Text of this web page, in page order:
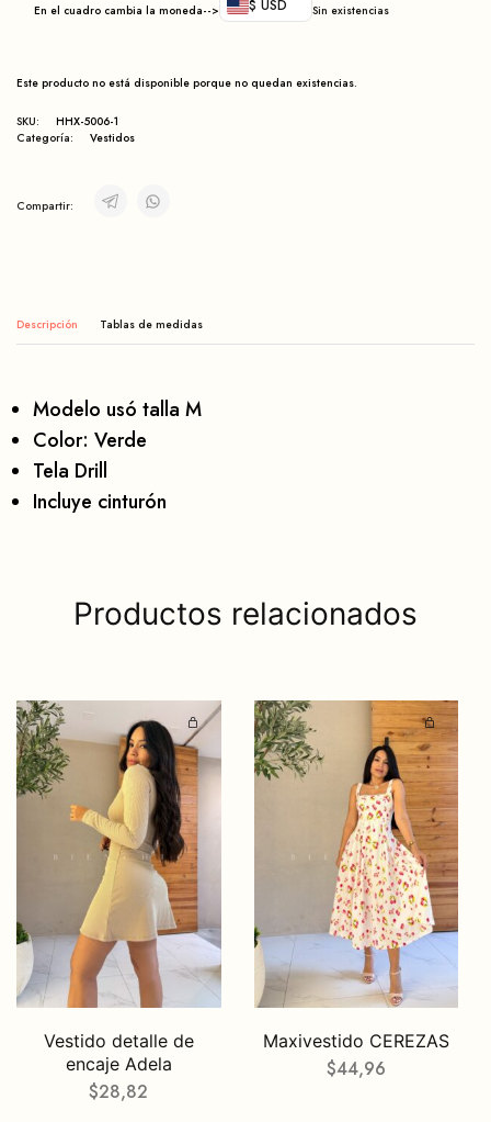
En el cuadro cambia la moneda--> $ USD Sin existencias
Este producto no está disponible porque no quedan existencias.
SKU:
HHX-5006-1
Categoría:
Vestidos
Compartir:
Descripción
Modelo usó talla M
Color: Verde
Tela Drill
Incluye cinturón
Productos relacionados
Vestido detalle de
encaje Adela
$28,82
Maxivestido CEREZAS
$44,96